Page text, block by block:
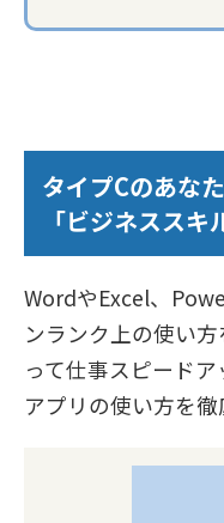
タイプCのあな
「ビジネスス
WordやExcel、
ンランク上の使い
って仕事スピード
アプリの使い方を